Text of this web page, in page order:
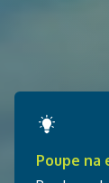
Poupe na